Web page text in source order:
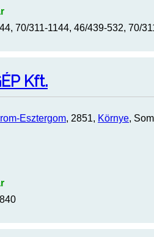
70/311-1144, 46/439-532, 70/
Kft.
Esztergom, 2851, Környe,